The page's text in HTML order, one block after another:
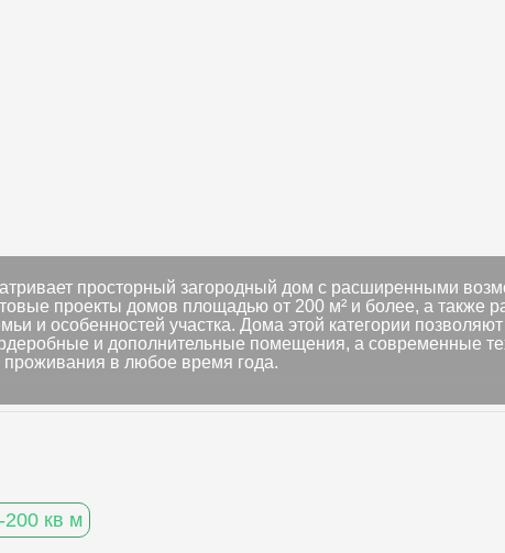
просторный загородный дом с расширенными
проекты домов площадью от 200 м² и более, а также
и особенностей участка. Дома этой категории
и дополнительные помещения, а современные
проживания в любое время года.
200 кв м